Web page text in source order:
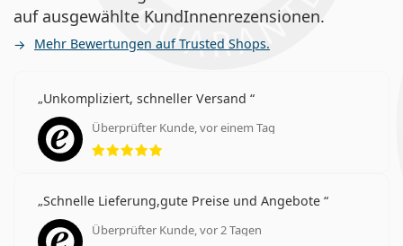
auf ausgewählte KundInnenrezensionen.
Mehr Bewertungen auf Trusted Shops.
Unkompliziert, schneller Versand
Überprüfter Kunde, vor einem Tag
Bewertung 5 aus 5
Schnelle Lieferung,gute Preise und Angebote
Überprüfter Kunde, vor 2 Tagen